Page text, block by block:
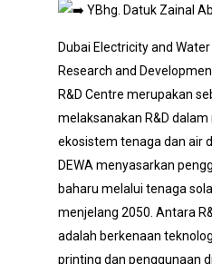
YBhg. Datuk Zainal
Dubai Electricity and
Research and
R&D Centre merupakan
melaksanakan R&D
ekosistem tenaga dan air
DEWA menyasarkan
baharu melalui tenaga
menjelang 2050. Antara
adalah berkenaan
printing dan penggunaan